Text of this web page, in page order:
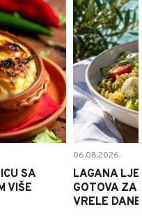
SA
VIŠE
06.08.2026.
LAGANA
GOTOVA ZA
VRELE DANE